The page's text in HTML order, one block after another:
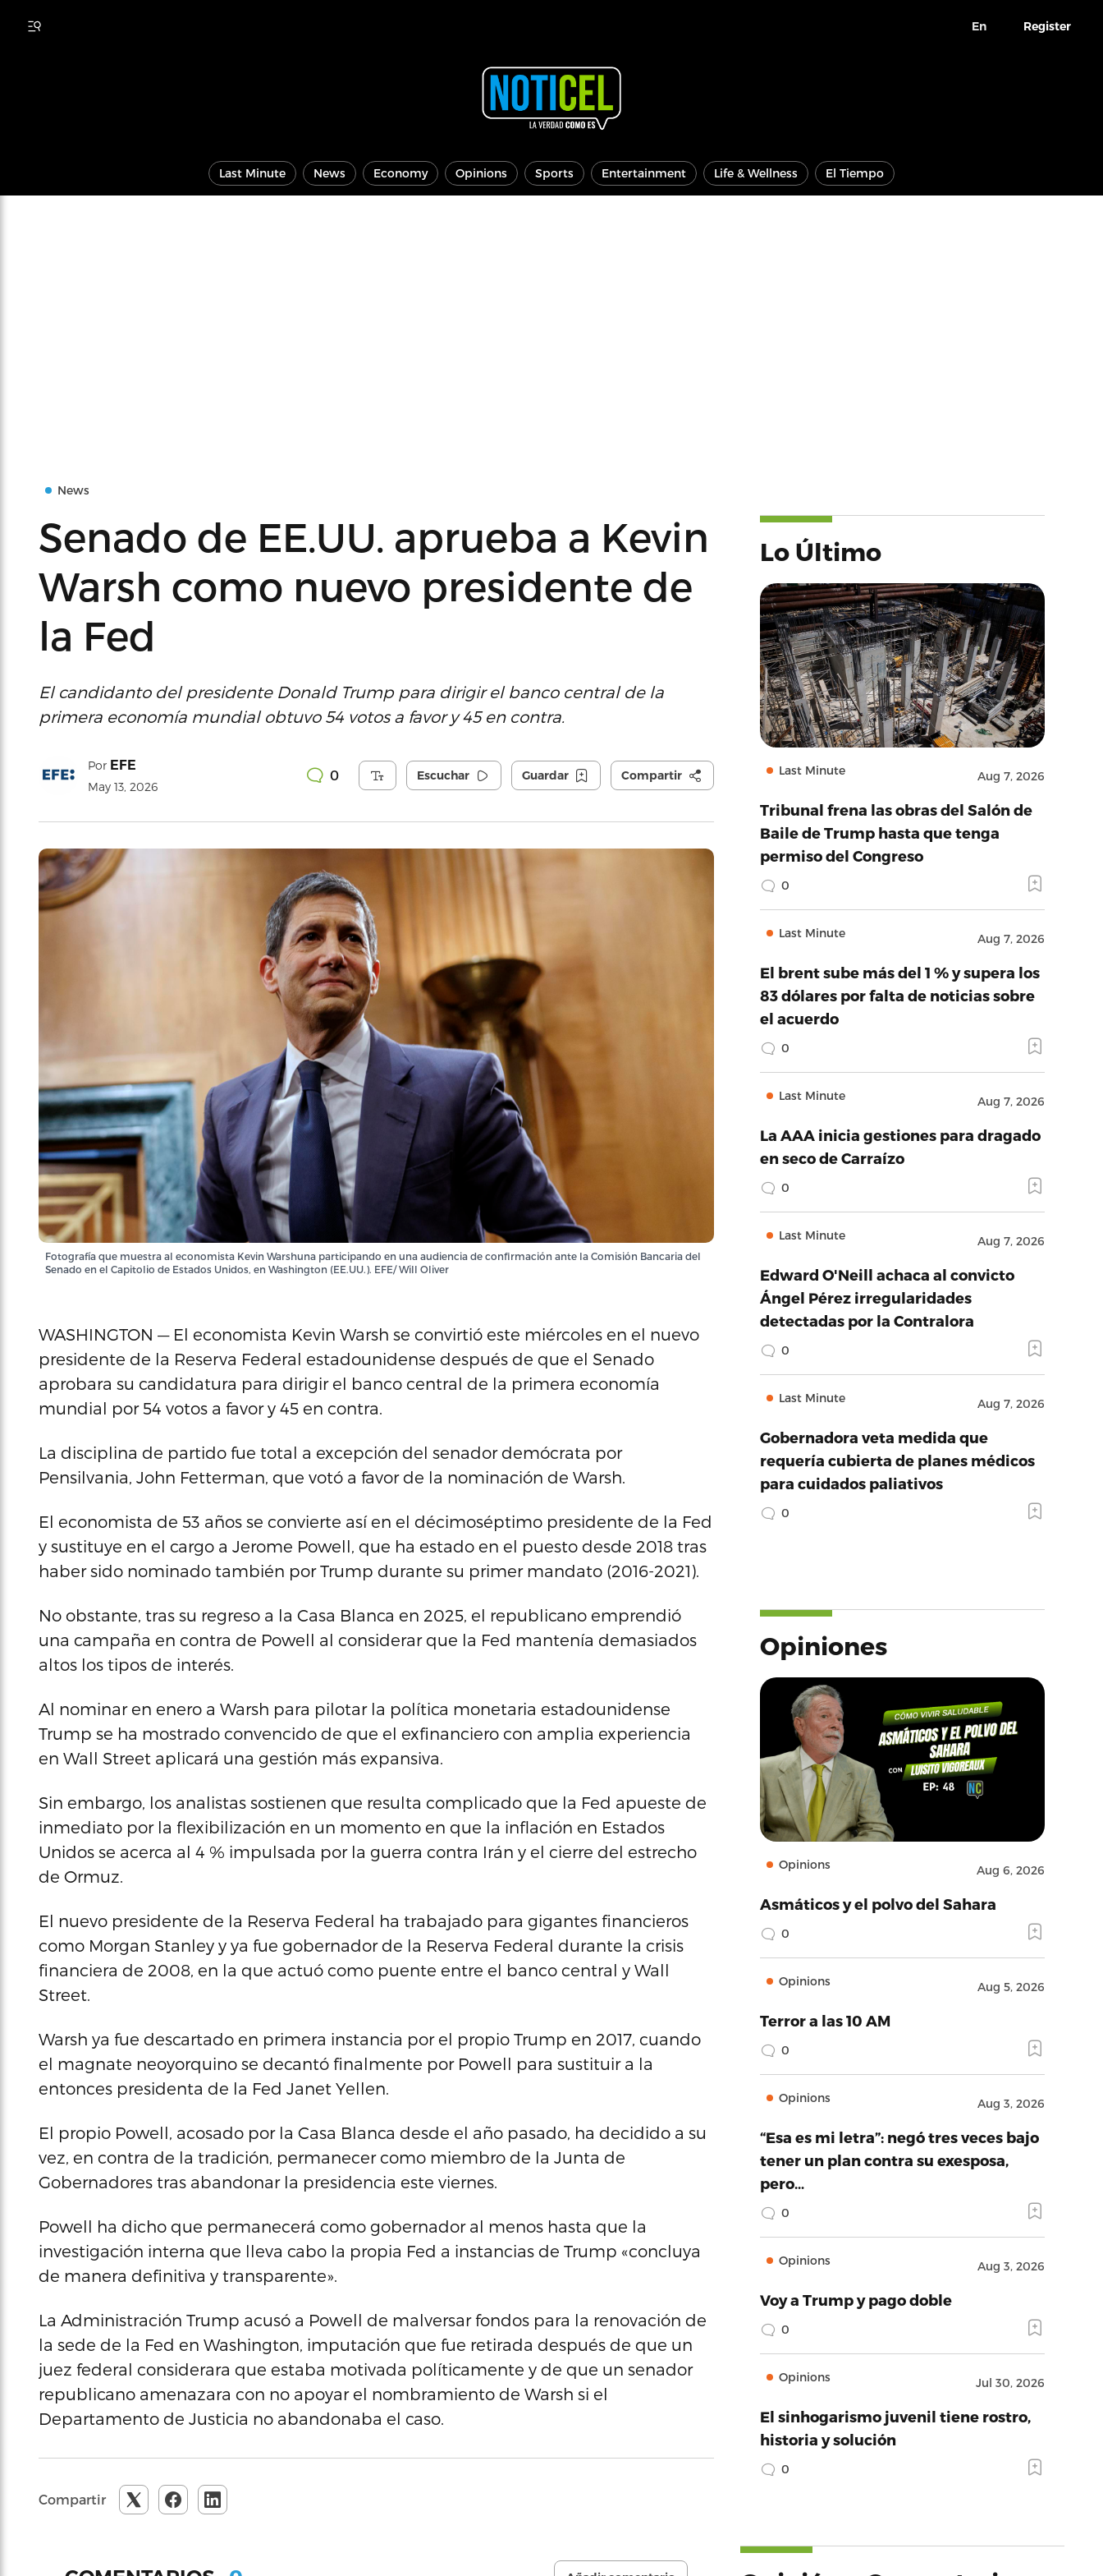
En Register
Last Minute News Economy Opinions Sports Entertainment Life & Wellness El Tiempo
News
Senado de EE.UU. aprueba a Kevin
Warsh como nuevo presidente de
la Fed
El candidanto del presidente Donald Trump para dirigir el banco central de la
primera economía mundial obtuvo 54 votos a favor y 45 en contra.
Por EFE
May 13, 2026
0 Escuchar Guardar Compartir
Fotografía que muestra al economista Kevin Warshuna participando en una audiencia de confirmación ante la Comisión Bancaria del
Senado en el Capitolio de Estados Unidos, en Washington (EE.UU.). EFE/ Will Oliver
WASHINGTON — El economista Kevin Warsh se convirtió este miércoles en el nuevo
presidente de la Reserva Federal estadounidense después de que el Senado
aprobara su candidatura para dirigir el banco central de la primera economía
mundial por 54 votos a favor y 45 en contra.
La disciplina de partido fue total a excepción del senador demócrata por
Pensilvania, John Fetterman, que votó a favor de la nominación de Warsh.
El economista de 53 años se convierte así en el décimoséptimo presidente de la Fed
y sustituye en el cargo a Jerome Powell, que ha estado en el puesto desde 2018 tras
haber sido nominado también por Trump durante su primer mandato (2016-2021).
No obstante, tras su regreso a la Casa Blanca en 2025, el republicano emprendió
una campaña en contra de Powell al considerar que la Fed mantenía demasiados
altos los tipos de interés.
Al nominar en enero a Warsh para pilotar la política monetaria estadounidense
Trump se ha mostrado convencido de que el exfinanciero con amplia experiencia
en Wall Street aplicará una gestión más expansiva.
Sin embargo, los analistas sostienen que resulta complicado que la Fed apueste de
inmediato por la flexibilización en un momento en que la inflación en Estados
Unidos se acerca al 4 % impulsada por la guerra contra Irán y el cierre del estrecho
de Ormuz.
El nuevo presidente de la Reserva Federal ha trabajado para gigantes financieros
como Morgan Stanley y ya fue gobernador de la Reserva Federal durante la crisis
financiera de 2008, en la que actuó como puente entre el banco central y Wall
Street.
Warsh ya fue descartado en primera instancia por el propio Trump en 2017, cuando
el magnate neoyorquino se decantó finalmente por Powell para sustituir a la
entonces presidenta de la Fed Janet Yellen.
El propio Powell, acosado por la Casa Blanca desde el año pasado, ha decidido a su
vez, en contra de la tradición, permanecer como miembro de la Junta de
Gobernadores tras abandonar la presidencia este viernes.
Powell ha dicho que permanecerá como gobernador al menos hasta que la
investigación interna que lleva cabo la propia Fed a instancias de Trump «concluya
de manera definitiva y transparente».
La Administración Trump acusó a Powell de malversar fondos para la renovación de
la sede de la Fed en Washington, imputación que fue retirada después de que un
juez federal considerara que estaba motivada políticamente y de que un senador
republicano amenazara con no apoyar el nombramiento de Warsh si el
Departamento de Justicia no abandonaba el caso.
Compartir
Lo Último
Last Minute Aug 7, 2026
Tribunal frena las obras del Salón de
Baile de Trump hasta que tenga
permiso del Congreso
0
Last Minute Aug 7, 2026
El brent sube más del 1 % y supera los
83 dólares por falta de noticias sobre
el acuerdo
0
Last Minute Aug 7, 2026
La AAA inicia gestiones para dragado
en seco de Carraízo
0
Last Minute Aug 7, 2026
Edward O'Neill achaca al convicto
Ángel Pérez irregularidades
detectadas por la Contralora
0
Last Minute Aug 7, 2026
Gobernadora veta medida que
requería cubierta de planes médicos
para cuidados paliativos
0
Opiniones
Opinions Aug 6, 2026
Asmáticos y el polvo del Sahara
0
Opinions Aug 5, 2026
Terror a las 10 AM
0
Opinions Aug 3, 2026
“Esa es mi letra”: negó tres veces bajo
tener un plan contra su exesposa,
pero…
0
Opinions Aug 3, 2026
Voy a Trump y pago doble
0
Opinions Jul 30, 2026
El sinhogarismo juvenil tiene rostro,
historia y solución
0